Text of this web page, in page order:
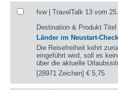
fvw | TravelTalk 13 vom
Destination & Produkt Titel
Länder im Neustart-Check
Die Reisefreiheit kehrt
eingeführt wird, soll es
über die aktuelle
[28971 Zeichen]€ 5,75